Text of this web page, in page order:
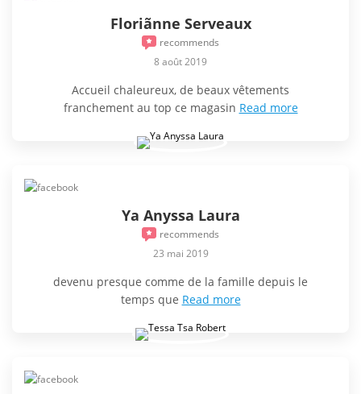
Floriãnne Serveaux
recommends
8 août 2019
Accueil chaleureux, de beaux vêtements
franchement au top ce magasin Read more
Ya Anyssa Laura
recommends
23 mai 2019
devenu presque comme de la famille depuis le
temps que Read more